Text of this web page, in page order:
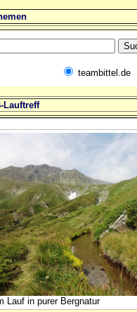
teambittel.de
Lauftreff
Lauf in purer Bergnatur